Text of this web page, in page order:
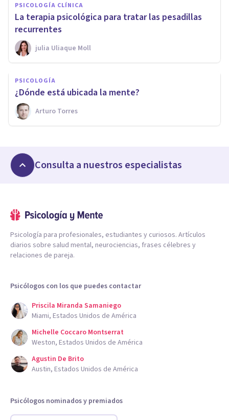
PSICOLOGÍA CLÍNICA
La terapia psicológica para tratar las pesadillas
recurrentes
​julia Uliaque Moll
PSICOLOGÍA
¿Dónde está ubicada la mente?
Arturo Torres
Consulta a nuestros especialistas
Psicología para profesionales, estudiantes y curiosos. Artículos
diarios sobre salud mental, neurociencias, frases célebres y
relaciones de pareja.
Psicólogos con los que puedes contactar
Priscila Miranda Samaniego
Miami, Estados Unidos de América
Michelle Coccaro Montserrat
Weston, Estados Unidos de América
Agustin De Brito
Austin, Estados Unidos de América
Psicólogos nominados y premiados